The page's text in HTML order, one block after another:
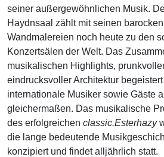
seiner außergewöhnlichen Musik.
Haydnsaal zählt mit seinen
Wandmalereien noch heute zu den
Konzertsälen der Welt. Das
musikalischen Highlights,
eindrucksvoller Architektur
internationale Musiker sowie Gäste
gleichermaßen. Das musikalische
des erfolgreichen classic.Esterhazy
die lange bedeutende
konzipiert und findet alljährlich statt.